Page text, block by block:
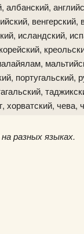
венгерский,
исландский,
португальский,
разных языках.